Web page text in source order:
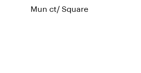
Mun ct/ Square